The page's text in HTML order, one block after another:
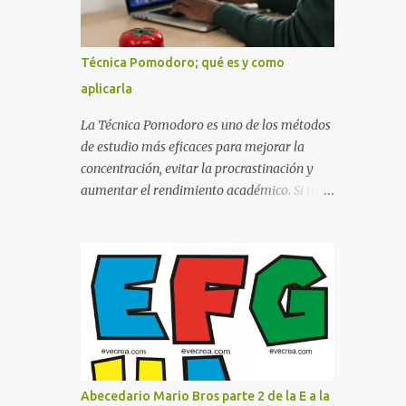
así como a ti también ellos se puedan guiar
con esta explicación. Los datos esenciales
para una portada para presentar un trabajo
escrito a mano o impreso son los siguientes
y en este orden: Nombre de la escuela o del
instituto (Es muy importante este dato)
Título del trabajo (Puede ser: Ensayo sobre
la lectura, o Informe de computación)
Nombre completo del alumno que va a
Técnica Pomodoro; qué es y como
aplicarla
La Técnica Pomodoro es uno de los métodos
de estudio más eficaces para mejorar la
concentración, evitar la procrastinación y
aumentar el rendimiento académico. Si tu
cada minuto de estudio sin sentirte agotado.
Técnica Pomodoro: qué es, cómo funciona y
cómo usarla para sacar mejores notas La
Técnica Pomodoro es un método de
administración del tiempo creado para
mejorar la concentración y la productividad.
Consiste en dividir el estudio en bloques
Abecedario Mario Bros parte 2 de la E a la